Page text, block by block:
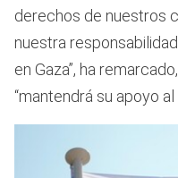
derechos de nuestros
nuestra
en Gaza”, ha
“mantendrá su apoyo al